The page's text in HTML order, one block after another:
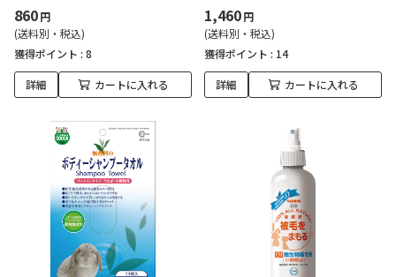
860円
(送料別・税込)
獲得ポイント : 8
詳細 カートに入れる
1,460円
(送料別・税込)
獲得ポイント : 14
詳細 カートに入れる